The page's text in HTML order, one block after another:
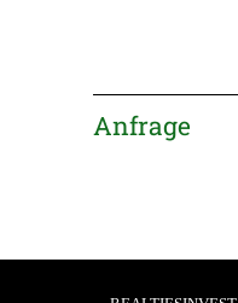
Anfrage